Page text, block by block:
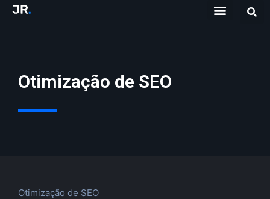
Otimização de SEO
Otimização de SEO